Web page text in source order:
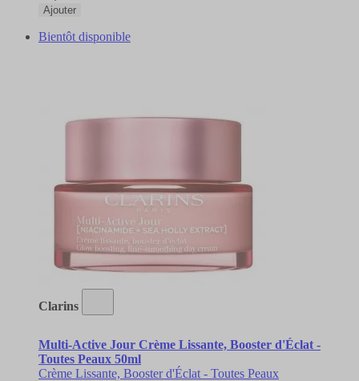
Ajouter
Bientôt disponible
Clarins
Multi-Active Jour Crème Lissante, Booster d'Éclat -
Toutes Peaux 50ml
Crème Lissante, Booster d'Éclat - Toutes Peaux